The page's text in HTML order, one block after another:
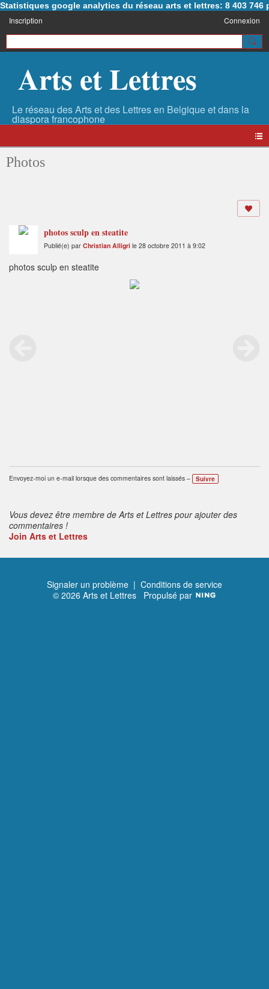
Statistiques google analytics du réseau arts et lettres: 8 403 746
Inscription Connexion
Arts et Lettres
Photos
photos sculp en steatite
Publié(e) par Christian Alligri le 28 octobre 2011 à 9:02
photos sculp en steatite
Envoyez-moi un e-mail lorsque des commentaires sont laissés – Suivre
Vous devez être membre de Arts et Lettres pour ajouter des
commentaires !
Join Arts et Lettres
Signaler un problème | Conditions de service
© 2026 Arts et Lettres Propulsé par